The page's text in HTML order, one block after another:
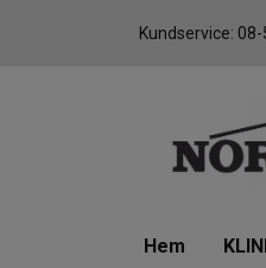
Kundservice:
Hem